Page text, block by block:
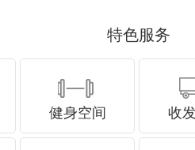
特色服务
健身空间 收